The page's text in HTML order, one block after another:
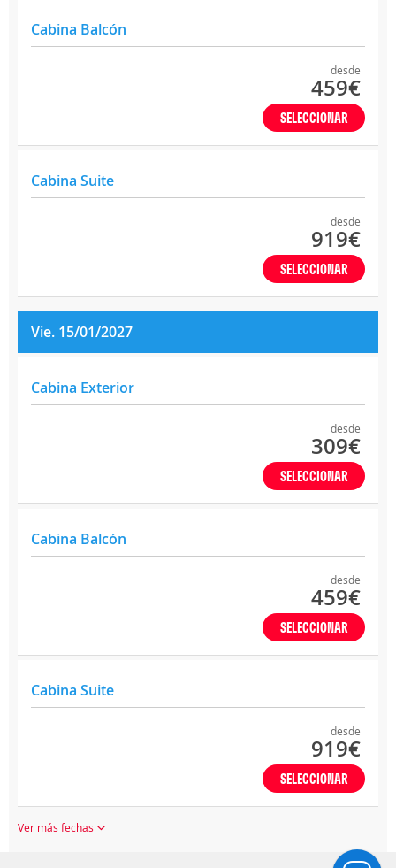
Cabina Balcón
desde
459€
SELECCIONAR
Cabina Suite
desde
919€
SELECCIONAR
Vie. 15/01/2027
Cabina Exterior
desde
309€
SELECCIONAR
Cabina Balcón
desde
459€
SELECCIONAR
Cabina Suite
desde
919€
SELECCIONAR
Ver más fechas